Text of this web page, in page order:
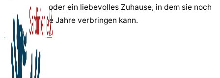
Pflegestelle oder ein liebevolles Zuhause, in dem sie noch
einige schöne Jahre verbringen kann.
weiterlesen »